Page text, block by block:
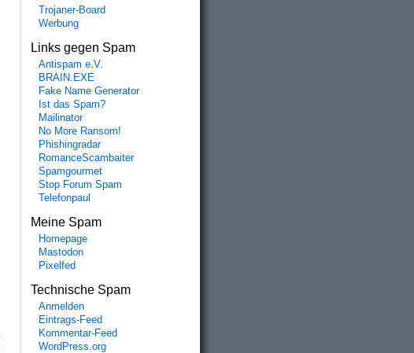
Trojaner-Board
Werbung
Links gegen Spam
Antispam e.V.
BRAIN.EXE
Fake Name Generator
Ist das Spam?
Mailinator
No More Ransom!
Phishingradar
RomanceScambaiter
Spamgourmet
Stop Forum Spam
Telefonpaul
Meine Spam
Homepage
Mastodon
Pixelfed
Technische Spam
Anmelden
Eintrags-Feed
Kommentar-Feed
WordPress.org